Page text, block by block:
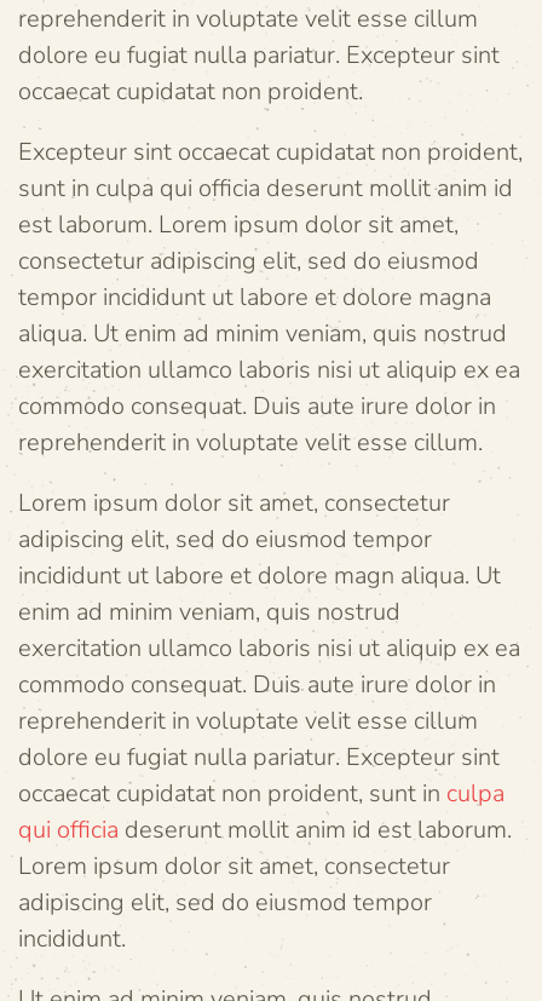
reprehenderit in voluptate velit esse cillum
dolore eu fugiat nulla pariatur. Excepteur sint
occaecat cupidatat non proident.
Excepteur sint occaecat cupidatat non proident,
sunt in culpa qui officia deserunt mollit anim id
est laborum. Lorem ipsum dolor sit amet,
consectetur adipiscing elit, sed do eiusmod
tempor incididunt ut labore et dolore magna
aliqua. Ut enim ad minim veniam, quis nostrud
exercitation ullamco laboris nisi ut aliquip ex ea
commodo consequat. Duis aute irure dolor in
reprehenderit in voluptate velit esse cillum.
Lorem ipsum dolor sit amet, consectetur
adipiscing elit, sed do eiusmod tempor
incididunt ut labore et dolore magn aliqua. Ut
enim ad minim veniam, quis nostrud
exercitation ullamco laboris nisi ut aliquip ex ea
commodo consequat. Duis aute irure dolor in
reprehenderit in voluptate velit esse cillum
dolore eu fugiat nulla pariatur. Excepteur sint
occaecat cupidatat non proident, sunt in culpa
qui officia deserunt mollit anim id est laborum.
Lorem ipsum dolor sit amet, consectetur
adipiscing elit, sed do eiusmod tempor
incididunt.